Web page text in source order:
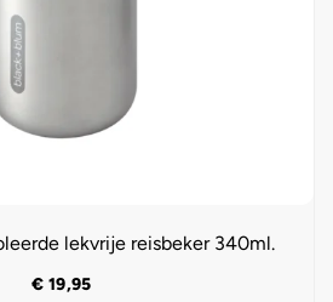
lekvrije reisbeker 340ml.
€ 19,95